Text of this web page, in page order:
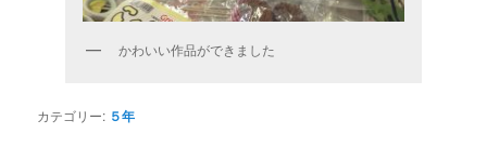
かわいい作品ができました
カテゴリー: ５年